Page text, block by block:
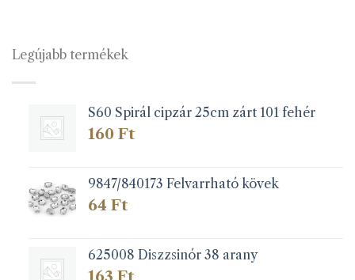
Legújabb termékek
S60 Spirál cipzár 25cm zárt 101 fehér
160 Ft
9847/840173 Felvarrható kövek
64 Ft
625008 Diszzsinór 38 arany
163 Ft